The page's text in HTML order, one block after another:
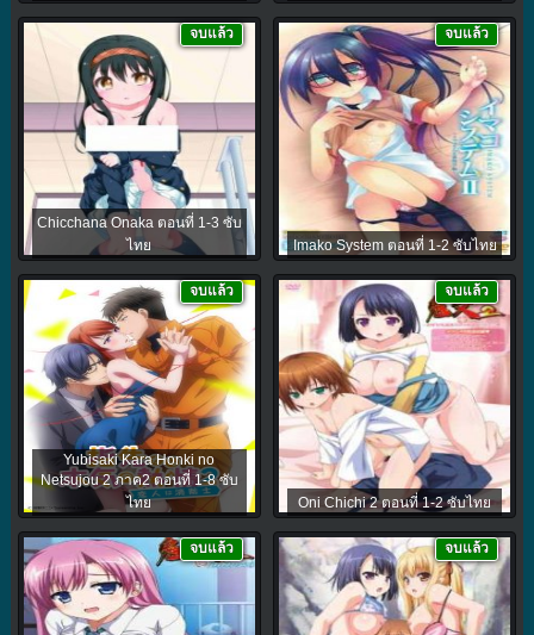
Chicchana Onaka ตอนที่ 1-3 ซับ
ไทย
จบแล้ว
Imako System ตอนที่ 1-2 ซับไทย
จบแล้ว
Yubisaki Kara Honki no
Netsujou 2 ภาค2 ตอนที่ 1-8 ซับ
ไทย
จบแล้ว
Oni Chichi 2 ตอนที่ 1-2 ซับไทย
จบแล้ว
จบแล้ว จบแล้ว